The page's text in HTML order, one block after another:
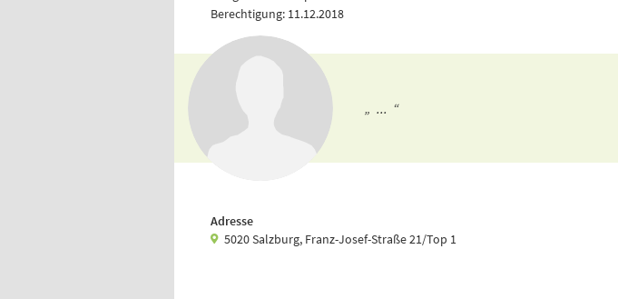
Berechtigung: 11.12.2018
„ ... “
Adresse
5020 Salzburg, Franz-Josef-Straße 21/Top 1